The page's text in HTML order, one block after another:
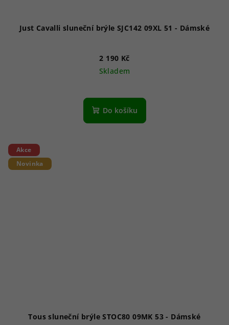
Just Cavalli sluneční brýle SJC142 09XL 51 - Dámské
2 190 Kč
Skladem
Do košíku
Akce
Novinka
Tous sluneční brýle STOC80 09MK 53 - Dámské